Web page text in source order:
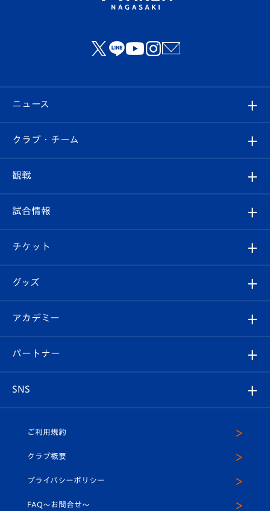
ニュース
すべて
クラブ
試合情報
チケット
イベント
メディア
ホームタウン
クラブ・チーム
クラブ概要
エンブレム紹介
スタッフプロフィール
マスコット紹介
平和祈念活動
観戦
観戦ルール
はじめての観戦ガイド
Revive Team
ヴィヴィくんの長崎おもてなしガイド
試合情報
試合日程/結果
フォトギャラリー
スタジアムグルメ
チケット
チケット
V-LOVERS（ファンクラブ）
プレイヤーズスイート
グッズ
オンラインショップ
店舗情報
アカデミー
育成からのお知らせ
U-18
スクール
パートナー
SNS
ヴィヴィくんインスタグラム
公式LINE＠
ご利用規約
クラブ概要
プライバシーポリシー
FAQ〜お問合せ〜